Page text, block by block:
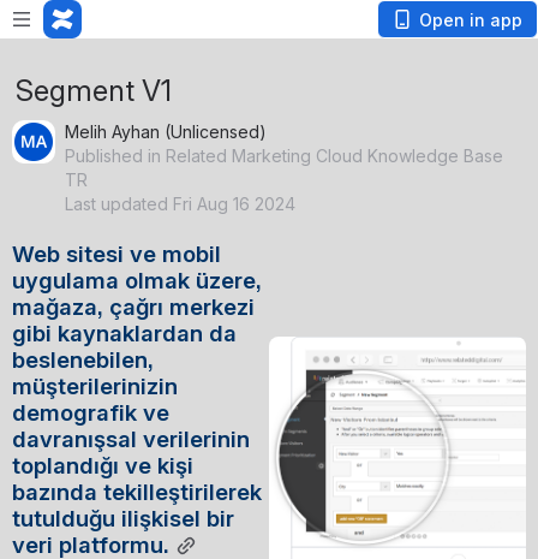
Open in app
Segment V1
Melih Ayhan (Unlicensed)
Published in Related Marketing Cloud Knowledge Base
TR
Last updated Fri Aug 16 2024
Web sitesi ve mobil
uygulama olmak üzere,
mağaza, çağrı merkezi
gibi kaynaklardan da
beslenebilen,
müşterilerinizin
demografik ve
davranışsal verilerinin
toplandığı ve kişi
bazında tekilleştirilerek
tutulduğu ilişkisel bir
veri platformu.